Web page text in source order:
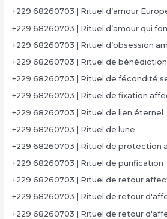
+229 68260703 | Rituel d’amour
+229 68260703 | Rituel d’amour qui
+229 68260703 | Rituel d’obsession
+229 68260703 | Rituel de bénédiction
+229 68260703 | Rituel de fécondité
+229 68260703 | Rituel de fixation
+229 68260703 | Rituel de lien éternel
+229 68260703 | Rituel de lune
+229 68260703 | Rituel de protection
+229 68260703 | Rituel de purification
+229 68260703 | Rituel de retour
+229 68260703 | Rituel de retour
+229 68260703 | Rituel de retour